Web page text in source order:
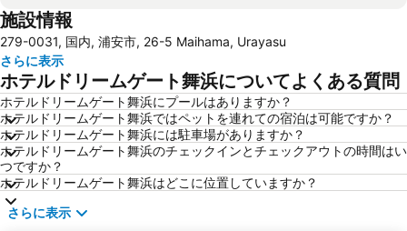
上野駅
東京ディズニーシー
大宮駅
渋谷区
みなとみらい駅
浅草駅
東京ビッグサイト
海浜幕張駅
蒲田駅
東京ドームシティ
お台場
新橋駅
幕張駅
八王子駅
施設情報
279-0031, 国内, 浦安市, 26-5 Maihama, Urayasu
さらに表示
ホテルドリームゲート舞浜についてよくある質問
ホテルドリームゲート舞浜にプールはありますか？
ホテルドリームゲート舞浜ではペットを連れての宿泊は可能ですか？
ホテルドリームゲート舞浜には駐車場がありますか？
ホテルドリームゲート舞浜のチェックインとチェックアウトの時間はい
つですか？
ホテルドリームゲート舞浜はどこに位置していますか？
さらに表示